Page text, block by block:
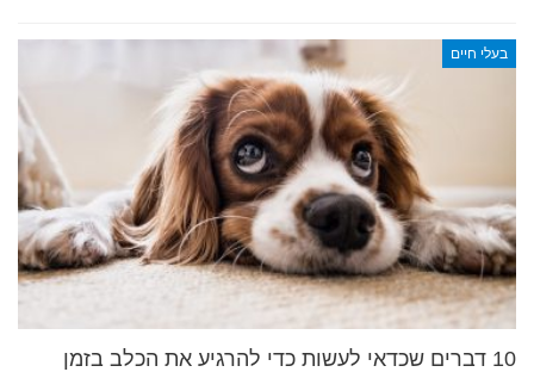
בעלי חיים
10 דברים שכדאי לעשות כדי להרגיע את הכלב בזמן